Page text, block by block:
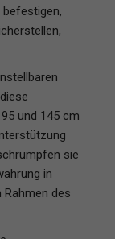
befestigen,
und 145 cm
sie
in
des